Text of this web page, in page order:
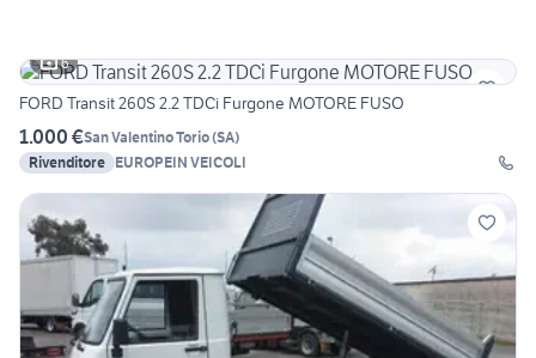
6
FORD Transit 260S 2.2 TDCi Furgone MOTORE FUSO
1.000 €San Valentino Torio(SA)
Rivenditore EUROPEIN VEICOLI